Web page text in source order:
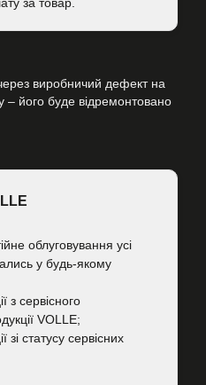
виробничий дефект на
– його буде відремонтовано
облуговування усі
у будь-якому
з сервісного
VOLLE;
статусу сервісних